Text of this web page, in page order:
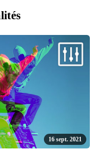
16 sept. 2021